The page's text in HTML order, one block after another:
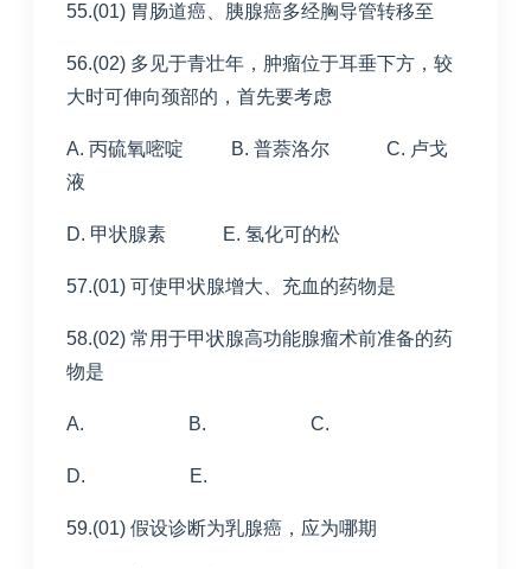
55.(01) 胃肠道癌、胰腺癌多经胸导管转移至
56.(02) 多见于青壮年，肿瘤位于耳垂下方，较
大时可伸向颈部的，首先要考虑
A. 丙硫氧嘧啶 B. 普萘洛尔 C. 卢戈
液
D. 甲状腺素 E. 氢化可的松
57.(01) 可使甲状腺增大、充血的药物是
58.(02) 常用于甲状腺高功能腺瘤术前准备的药
物是
A. B. C.
D. E.
59.(01) 假设诊断为乳腺癌，应为哪期